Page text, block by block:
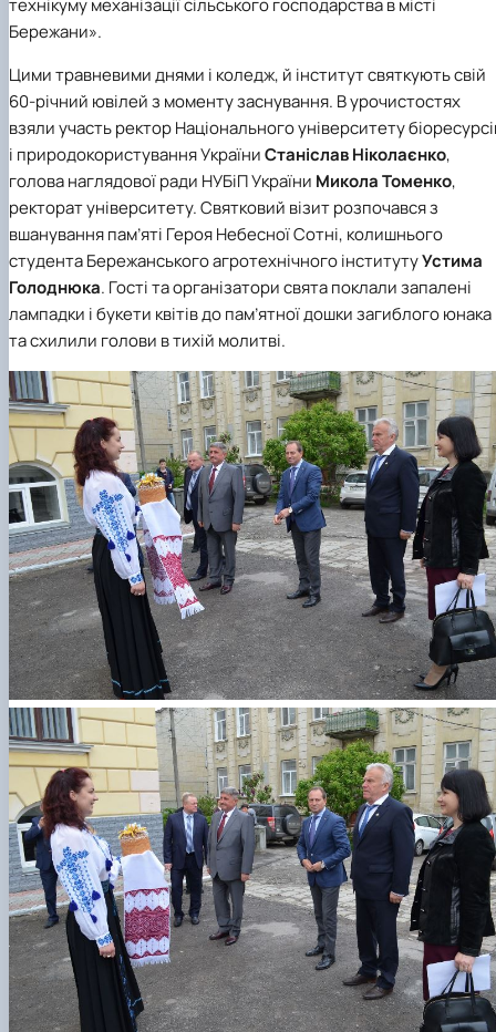
технікуму механізації сільського господарства в місті
Бережани».
Цими травневими днями і коледж, й інститут святкують свій
60-річний ювілей з моменту заснування. В урочистостях
взяли участь ректор Національного університету
і природокористування УкраїниСтаніслав Ніколаєнко,
голова наглядової ради НУБіП України Микола Томенко,
ректорат університету. Святковий візит розпочався з
вшанування пам’яті Героя Небесної Сотні, колишнього
студента Бережанського агротехнічного інститутуУстима
Голоднюка. Гості та організатори свята поклали запалені
лампадки і букети квітів до пам’ятної дошки загиблого юнака
та схилили голови в тихій молитві.